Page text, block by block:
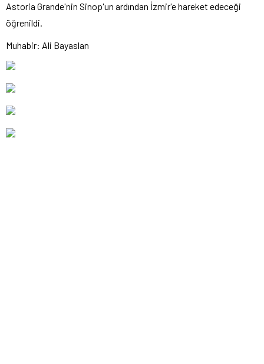
Astoria Grande'nin Sinop'un ardından İzmir'e hareket edeceği
öğrenildi. ​​​​​​​
Muhabir: Ali Bayaslan